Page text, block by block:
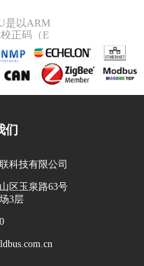
是以ARM
正码（E
通讯接
信号采
能、高集
监测等场
户连接
300MHz)
户连接
科技有限公司
区玉泉路63号
3层
们